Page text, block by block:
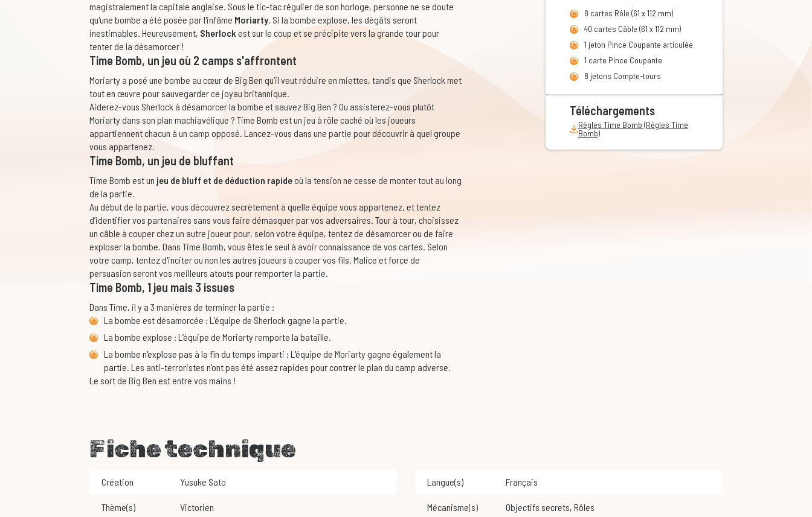
magistralement la capitale anglaise. Sous le tic-tac régulier de son horloge, personne ne se doute
qu'une bombe a été posée par l'infâme Moriarty. Si la bombe explose, les dégâts seront
inestimables. Heureusement, Sherlock est sur le coup et se précipite vers la grande tour pour
tenter de la désamorcer !
Time Bomb, un jeu où 2 camps s'affrontent
Moriarty a posé une bombe au cœur de Big Ben qu’il veut réduire en miettes, tandis que Sherlock met
tout en œuvre pour sauvegarder ce joyau britannique.
Aiderez-vous Sherlock à désamorcer la bombe et sauvez Big Ben ? Ou assisterez-vous plutôt
Moriarty dans son plan machiavélique ? Time Bomb est un jeu à rôle caché où les joueurs
appartiennent chacun à un camp opposé. Lancez-vous dans une partie pour découvrir à quel groupe
vous appartenez.
Time Bomb, un jeu de bluffant
Time Bomb est un jeu de bluff et de déduction rapideoù la tension ne cesse de monter tout au long
de la partie.
Au début de la partie, vous découvrez secrètement à quelle équipe vous appartenez, et tentez
d’identifier vos partenaires sans vous faire démasquer par vos adversaires. Tour à tour, choisissez
un câble à couper chez un autre joueur pour, selon votre équipe, tentez de désamorcer ou de faire
exploser la bombe. Dans Time Bomb, vous êtes le seul à avoir connaissance de vos cartes. Selon
votre camp, tentez d'inciter ou non les autres joueurs à couper vos fils. Malice et force de
persuasion seront vos meilleurs atouts pour remporter la partie.
Time Bomb, 1 jeu mais 3 issues
Dans Time, il y a 3 manières de terminer la partie :
La bombe est désamorcée : L’équipe de Sherlock gagne la partie.
La bombe explose : L’équipe de Moriarty remporte la bataille.
La bombe n'explose pas à la fin du temps imparti : L'équipe de Moriarty gagne également la
partie. Les anti-terroristes n'ont pas été assez rapides pour contrer le plan du camp adverse.
Le sort de Big Ben est entre vos mains !
8 cartes Rôle (61 x 112 mm)
40 cartes Câble (61 x 112 mm)
1 jeton Pince Coupante articulée
1 carte Pince Coupante
8 jetons Compte-tours
Téléchargements
Règles Time Bomb (Règles Time
Bomb)
Fiche technique
Création Yusuke Sato Langue(s) Français
Thème(s) Victorien Mécanisme(s) Objectifs secrets, Rôles